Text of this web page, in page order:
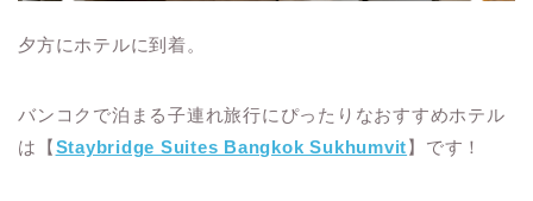
夕方にホテルに到着。
バンコクで泊まる子連れ旅行にぴったりなおすすめホテル
は【Staybridge Suites Bangkok Sukhumvit】です！